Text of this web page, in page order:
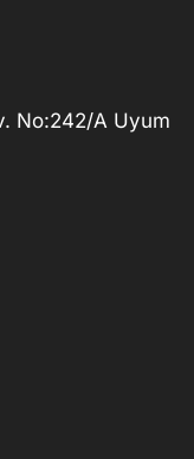
No:242/A Uyum